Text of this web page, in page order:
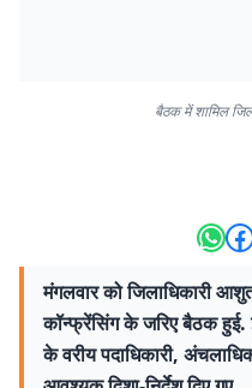
बैठक में शामिल
मंगलवार को जिलाधिकारी
कॉन्फ्रेंसिंग के जरिए बैठक
के वरीय पदाधिकारी,